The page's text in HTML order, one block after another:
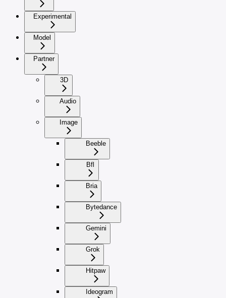
Experimental
Model
Partner
3D
Audio
Image
Beeble
Bfl
Bria
Bytedance
Gemini
Grok
Hitpaw
Ideogram